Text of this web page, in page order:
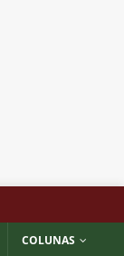
COLUNAS